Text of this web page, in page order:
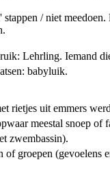
/ niet
Lehrling. Iemand
babyluik.
rietjes uit emmers
meestal snoep of
zwembassin).
groepen (gevoelens